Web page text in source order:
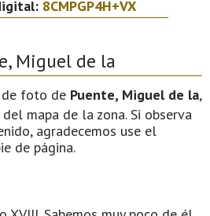
8CMPGP4H+VX
Miguel de la
de foto de Puente, Miguel de la,
mapa de la zona. Si observa
agradecemos use el
de página.